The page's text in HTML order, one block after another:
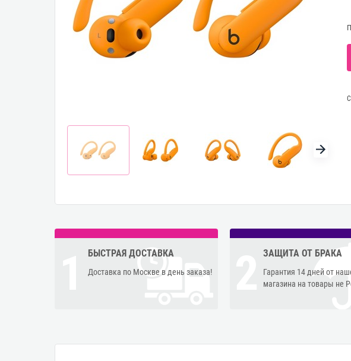
БЫСТРАЯ ДОСТАВКА
Доставка по Москве в день заказа!
ЗАЩИТА ОТ БРАКА
Гарантия 14 дней от
магазина на товары не